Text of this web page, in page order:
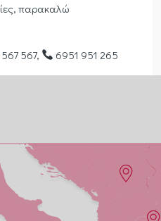
παρακαλώ
567, 6951 951 265